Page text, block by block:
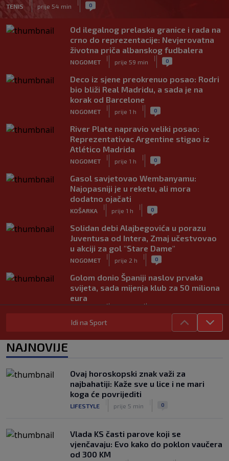
TENIS
|
prije 54 min
| 0
Od ilegalnog prelaska granice i rada na
crno do reprezentacije: Nevjerovatna
životna priča albanskog fudbalera
NOGOMET
|
prije 59 min
| 0
Deco iz sjene preokrenuo posao: Rodri
bio bliži Real Madridu, a sada je na
korak od Barcelone
NOGOMET
|
prije 1 h
| 0
River Plate napravio veliki posao:
Reprezentativac Argentine stigao iz
Atlético Madrida
NOGOMET
|
prije 1 h
| 0
Gasol savjetovao Wembanyamu:
Najopasniji je u reketu, ali mora
dodatno ojačati
KOŠARKA
|
prije 1 h
| 0
Solidan debi Alajbegovića u porazu
Juventusa od Intera, Zmaj učestvovao
u akciji za gol "Stare Dame"
NOGOMET
|
prije 2 h
| 0
Golom donio Španiji naslov prvaka
svijeta, sada mijenja klub za 50 miliona
eura
| |
Preminuo otac Lionela Messija
NOGOMET prije 4 h
prema Želji koja je obavezan smjer za
plavi voz
NOGOMET
|
prije 5 h
Idi na Sport
NAJNOVIJE
Ovaj horoskopski znak važi za
najbahatiji: Kaže sve u lice i ne mari
koga će povrijediti
LIFESTYLE prije 5 min 0
Vlada KS časti parove koji se
vjenčavaju: Evo kako do poklon vaučera
od 300 KM